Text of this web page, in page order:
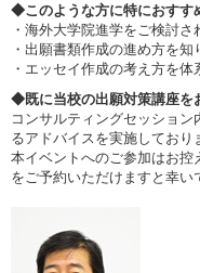
◆このような方に特におすす
・海外大学院進学をご検討さ
・出願書類作成の進め方を知
・エッセイ作成の考え方を
◆既に当校の出願対策講座を
コンサルティングセッショ
るアドバイスを実施しており
本イベントへのご参加はお控
をご予約いただけますと幸い